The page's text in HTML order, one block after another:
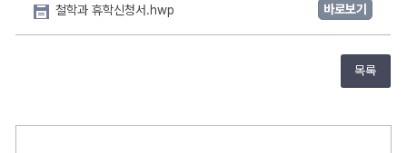
철학과 휴학신청서.hwp 바로보기
목록